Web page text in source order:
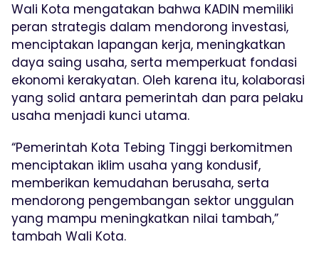
Wali Kota mengatakan bahwa KADIN memiliki
peran strategis dalam mendorong investasi,
menciptakan lapangan kerja, meningkatkan
daya saing usaha, serta memperkuat fondasi
ekonomi kerakyatan. Oleh karena itu, kolaborasi
yang solid antara pemerintah dan para pelaku
usaha menjadi kunci utama.
“Pemerintah Kota Tebing Tinggi berkomitmen
menciptakan iklim usaha yang kondusif,
memberikan kemudahan berusaha, serta
mendorong pengembangan sektor unggulan
yang mampu meningkatkan nilai tambah,”
tambah Wali Kota.